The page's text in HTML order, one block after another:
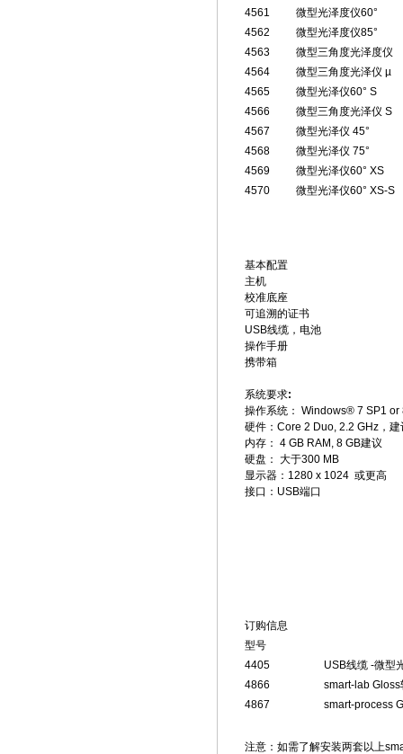
4561
微型光泽度仪60°
4562
微型光泽度仪85°
4563
微型三角度光泽度仪
4564
微型三角度光泽仪 µ
4565
微型光泽仪60° S
4566
微型三角度光泽仪 S
4567
微型光泽仪 45°
4568
微型光泽仪 75°
4569
微型光泽仪60° XS
4570
微型光泽仪60° XS-S
基本配置
主机
校准底座
可追溯的证书
USB线缆，电池
操作手册
携带箱
系统要求:
操作系统： Windows® 7 SP1 or
硬件： Core 2 Duo, 2.2 GHz，建
内存： 4 GB RAM, 8 GB建议
硬盘： 大于300 MB
显示器： 1280 x 1024 或更高
接口： USB端口
订购信息
型号
4405
USB线缆 -微型
4866
smart-lab Gloss
4867
smart-process
注意：如需了解安装两套以上